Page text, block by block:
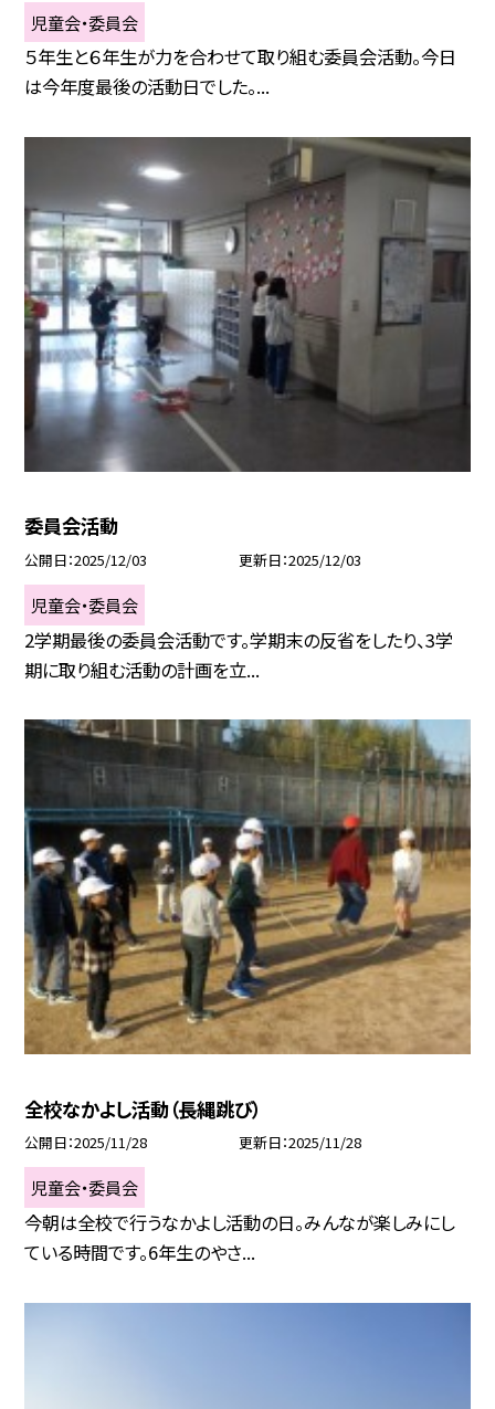
児童会・委員会
５年生と６年生が力を合わせて取り組む委員会活動。今日
は今年度最後の活動日でした。...
委員会活動
公開日 2025/12/03 更新日 2025/12/03
児童会・委員会
2学期最後の委員会活動です。学期末の反省をしたり、3学
期に取り組む活動の計画を立...
全校なかよし活動（長縄跳び）
公開日 2025/11/28 更新日 2025/11/28
児童会・委員会
今朝は全校で行うなかよし活動の日。みんなが楽しみにし
ている時間です。6年生のやさ...